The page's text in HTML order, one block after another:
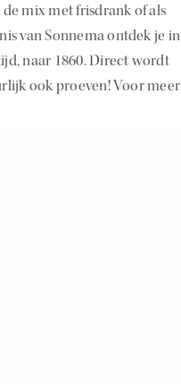
mix met frisdrank of als
van Sonnema ontdek je in
naar 1860. Direct wordt
ook proeven! Voor meer